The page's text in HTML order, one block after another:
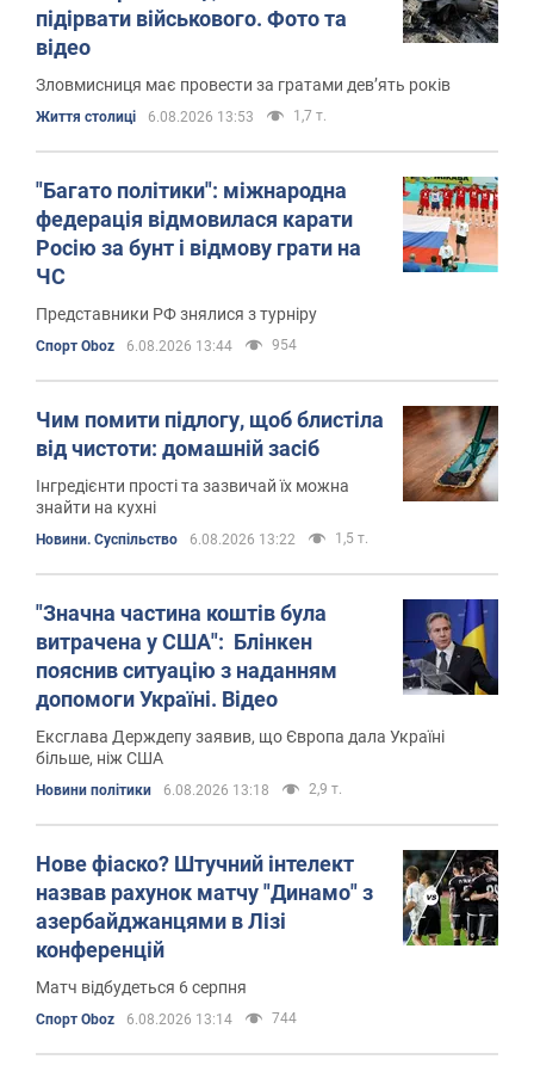
підірвати військового. Фото та
відео
Зловмисниця має провести за гратами дев’ять років
Життя столиці 6.08.2026 13:53 1,7 т.
"Багато політики": міжнародна
федерація відмовилася карати
Росію за бунт і відмову грати на
ЧС
Представники РФ знялися з турніру
Спорт Oboz 6.08.2026 13:44 954
Чим помити підлогу, щоб блистіла
від чистоти: домашній засіб
Інгредієнти прості та зазвичай їх можна
знайти на кухні
Новини. Суспільство 6.08.2026 13:22 1,5 т.
"Значна частина коштів була
витрачена у США": Блінкен
пояснив ситуацію з наданням
допомоги Україні. Відео
Ексглава Держдепу заявив, що Європа дала Україні
більше, ніж США
Новини політики 6.08.2026 13:18 2,9 т.
Нове фіаско? Штучний інтелект
назвав рахунок матчу "Динамо" з
азербайджанцями в Лізі
конференцій
Матч відбудеться 6 серпня
Спорт Oboz 6.08.2026 13:14 744